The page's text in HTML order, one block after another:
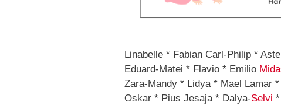
Linabelle * Fabian Carl-Philip *
Eduard-Matei * Flavio * Emilio
Zara-Mandy * Lidya * Mael Lamar *
Oskar * Pius Jesaja * Dalya-Selvi